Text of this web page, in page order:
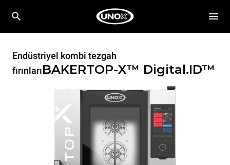
Endüstriyel kombi tezgah
fırınlarıBAKERTOP-X™ Digital.ID™